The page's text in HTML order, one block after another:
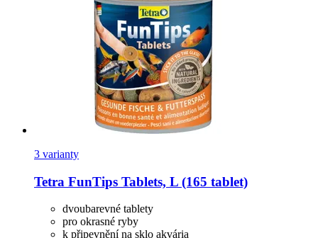
3 varianty
Tetra FunTips Tablets, L (165 tablet)
dvoubarevné tablety
pro okrasné ryby
k připevnění na sklo akvária